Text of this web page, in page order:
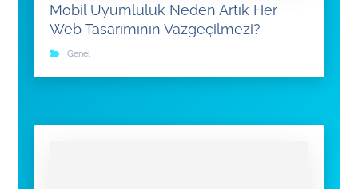
Mobil Uyumluluk Neden Artık Her
Web Tasarımının Vazgeçilmezi?
Genel